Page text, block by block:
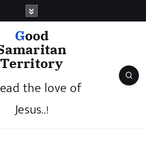
Good
Territory
the love of
Jesus..!